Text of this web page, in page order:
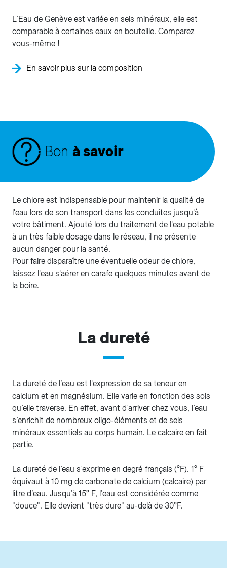
L’Eau de Genève est variée en sels minéraux, elle est
comparable à certaines eaux en bouteille. Comparez
vous-même !
En savoir plus sur la composition
Bon à savoir
Le chlore est indispensable pour maintenir la qualité de
l'eau lors de son transport dans les conduites jusqu'à
votre bâtiment. Ajouté lors du traitement de l'eau potable
à un très faible dosage dans le réseau, il ne présente
aucun danger pour la santé.
Pour faire disparaître une éventuelle odeur de chlore,
laissez l'eau s'aérer en carafe quelques minutes avant de
la boire.
La dureté
La dureté de l’eau est l'expression de sa teneur en
calcium et en magnésium. Elle varie en fonction des sols
qu’elle traverse. En effet, avant d’arriver chez vous, l’eau
s’enrichit de nombreux oligo-éléments et de sels
minéraux essentiels au corps humain. Le calcaire en fait
partie.
La dureté de l’eau s’exprime en degré français (°F). 1° F
équivaut à 10 mg de carbonate de calcium (calcaire) par
litre d’eau. Jusqu’à 15° F, l’eau est considérée comme
"douce". Elle devient "très dure" au-delà de 30°F.